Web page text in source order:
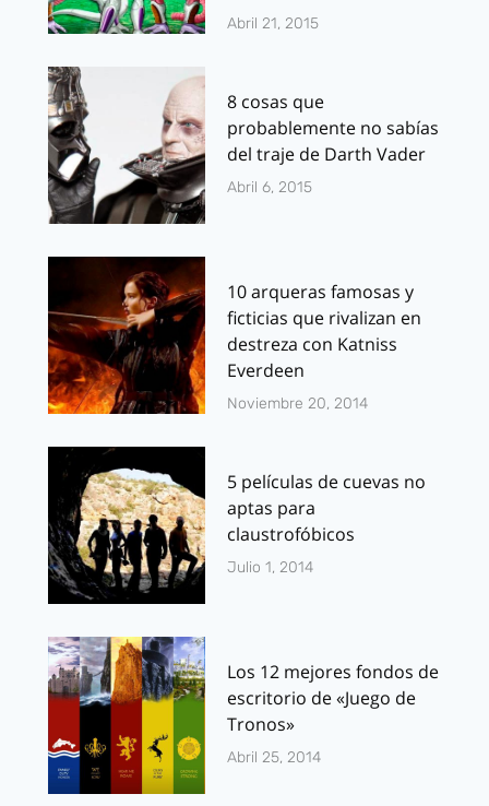
Abril 21, 2015
8 cosas que
probablemente no sabías
del traje de Darth Vader
Abril 6, 2015
10 arqueras famosas y
ficticias que rivalizan en
destreza con Katniss
Everdeen
Noviembre 20, 2014
5 películas de cuevas no
aptas para
claustrofóbicos
Julio 1, 2014
Los 12 mejores fondos de
escritorio de «Juego de
Tronos»
Abril 25, 2014